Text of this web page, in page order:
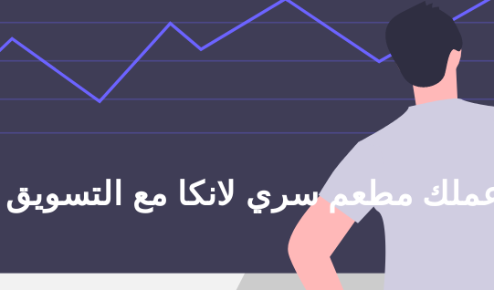
مطعم سري لانكا مع التسويق